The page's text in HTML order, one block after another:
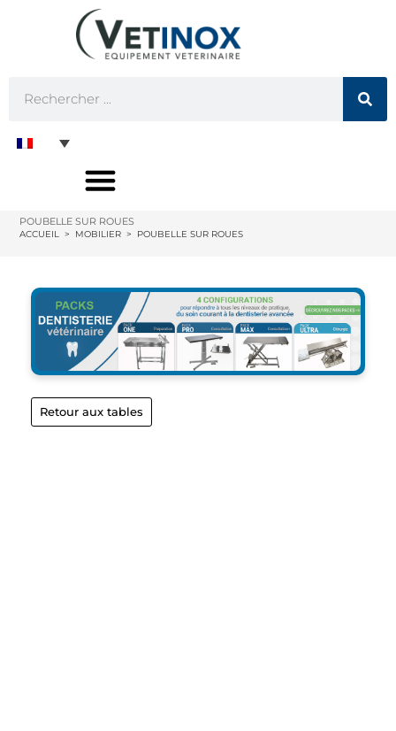
POUBELLE SUR ROUES
ACCUEIL > MOBILIER > POUBELLE SUR ROUES
Retour aux tables